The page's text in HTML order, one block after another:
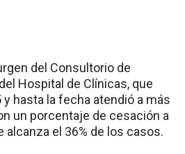
del Consultorio de
Hospital de Clínicas, que
hasta la fecha atendió a más
un porcentaje de cesación a
alcanza el 36% de los casos.